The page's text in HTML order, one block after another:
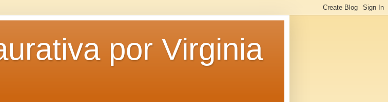
por Virginia